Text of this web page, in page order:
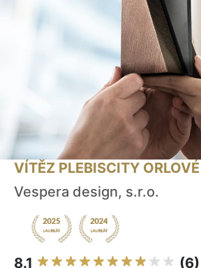
VÍTĚZ PLEBISCITY ORLOVÉ
Vespera design, s.r.o.
8.1 (6)